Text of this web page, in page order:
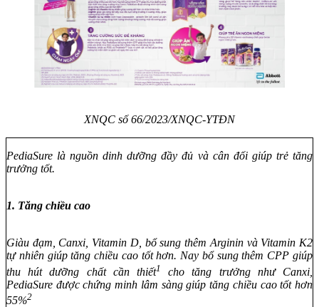
XNQC số 66/2023/XNQC-YTĐN
PediaSure là nguồn dinh dưỡng đầy đủ và cân đối giúp trẻ tăng
trưởng tốt.
1. Tăng chiều cao
Giàu đạm, Canxi, Vitamin D, bổ sung thêm Arginin và Vitamin K2
tự nhiên giúp tăng chiều cao tốt hơn. Nay bổ sung thêm CPP giúp
thu hút dưỡng chất cần thiết1
cho tăng trưởng như Canxi,
PediaSure được chứng minh lâm sàng giúp tăng chiều cao tốt hơn
55%2